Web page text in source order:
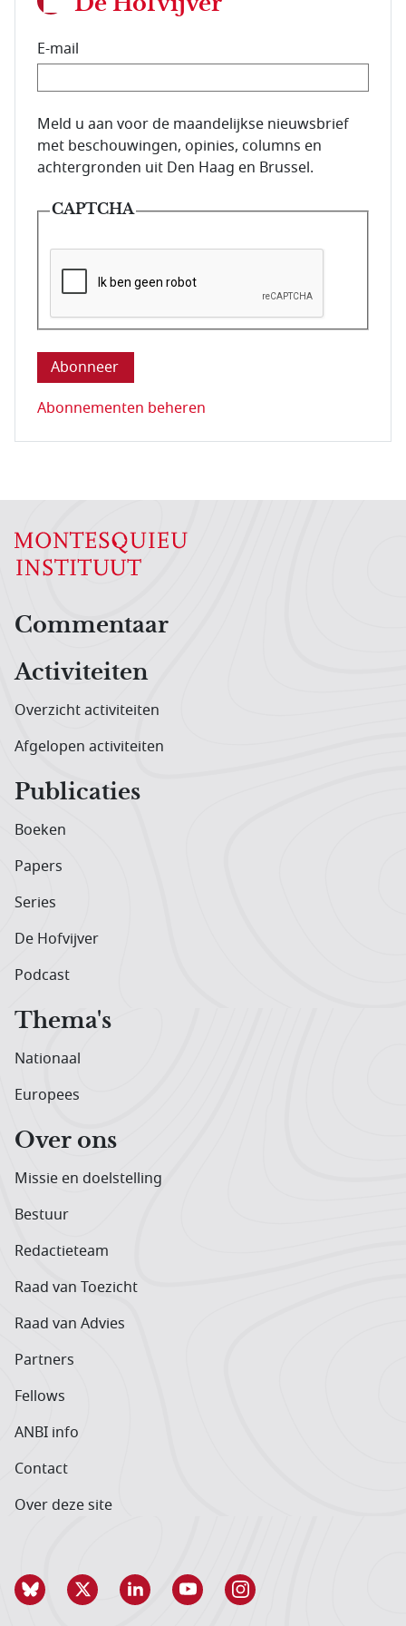
E-mail
E-mailadres van de abonnee.
Meld u aan voor de maandelijkse nieuwsbrief
met beschouwingen, opinies, columns en
achtergronden uit Den Haag en Brussel.
CAPTCHA
Deze vraag is om te controleren dat u een mens
Abonnementen beheren
Hoofdnavigatiemenu
Commentaar
Activiteiten
Overzicht activiteiten
Afgelopen activiteiten
Publicaties
Boeken
Papers
Series
De Hofvijver
Podcast
Thema's
Nationaal
Europees
Over ons
Missie en doelstelling
Bestuur
Redactieteam
Raad van Toezicht
Raad van Advies
Partners
Fellows
ANBI info
Contact
Over deze site